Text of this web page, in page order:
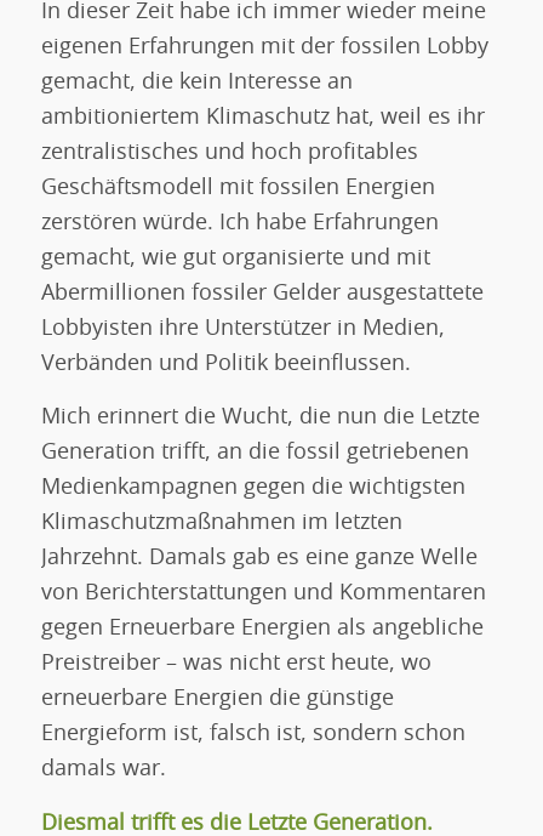
In dieser Zeit habe ich immer wieder meine
eigenen Erfahrungen mit der fossilen Lobby
gemacht, die kein Interesse an
ambitioniertem Klimaschutz hat, weil es ihr
zentralistisches und hoch profitables
Geschäftsmodell mit fossilen Energien
zerstören würde. Ich habe Erfahrungen
gemacht, wie gut organisierte und mit
Abermillionen fossiler Gelder ausgestattete
Lobbyisten ihre Unterstützer in Medien,
Verbänden und Politik beeinflussen.
Mich erinnert die Wucht, die nun die Letzte
Generation trifft, an die fossil getriebenen
Medienkampagnen gegen die wichtigsten
Klimaschutzmaßnahmen im letzten
Jahrzehnt. Damals gab es eine ganze Welle
von Berichterstattungen und Kommentaren
gegen Erneuerbare Energien als angebliche
Preistreiber – was nicht erst heute, wo
erneuerbare Energien die günstige
Energieform ist, falsch ist, sondern schon
damals war.
Diesmal trifft es die Letzte Generation.